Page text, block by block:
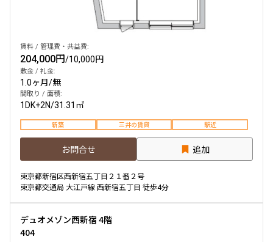
賃料 / 管理費・共益費:
204,000円/10,000円
敷金 / 礼金:
1.0ヶ月/無
間取り / 面積:
1DK+2N/31.31㎡
新築 三井の賃貸 駅近
お問合せ 追加
東京都新宿区西新宿五丁目２１番２号
東京都交通局 大江戸線 西新宿五丁目 徒歩4分
デュオメゾン西新宿 4階
404